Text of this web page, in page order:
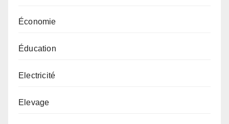
Économie
Éducation
Electricité
Elevage